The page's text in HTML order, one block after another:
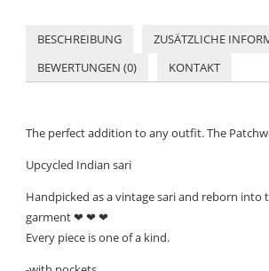
BESCHREIBUNG
ZUSÄTZLICHE
BEWERTUNGEN (0)
KONTAKT
The perfect addition to any outfit. The
Upcycled Indian sari
Handpicked as a vintage sari and reborn into
garment ❤ ❤ ❤
Every piece is one of a kind.